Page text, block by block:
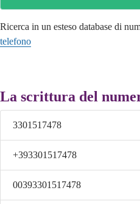
Ricerca in un esteso database di
telefono
La scrittura del
3301517478
+393301517478
00393301517478